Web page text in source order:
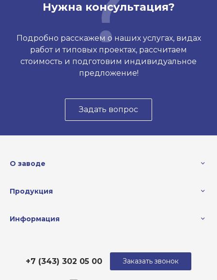
Нужна консультация?
Подробно расскажем о наших услугах, видах
работ и типовых проектах, рассчитаем
стоимость и подготовим индивидуальное
предложение!
Задать вопрос
О заводе
Продукция
Информация
+7 (343) 302 05 00 Заказать звонок